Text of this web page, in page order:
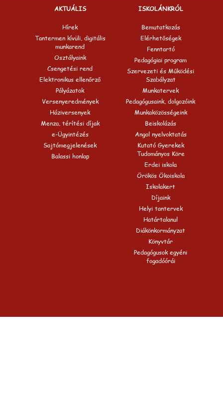
AKTUÁLIS
Hírek
Tantermen kívüli, digitális
munkarend
Osztályaink
Csengetési rend
Elektronikus ellenőrző
Pályázatok
Versenyeredmények
Háziversenyek
Menza, térítési díjak
e-Ügyintézés
Sajtómegjelenések
Balassi honlap
ISKOLÁNKRÓL
Bemutatkozás
Elérhetőségek
Fenntartó
Pedagógiai program
Szervezeti és Működési
Szabályzat
Munkatervek
Pedagógusaink, dolgozóink
Munkaközösségeink
Beiskolázás
Angol nyelvoktatás
Kutató Gyerekek
Tudományos Köre
Erdei iskola
Örökös Ökoiskola
Iskolakert
Díjaink
Helyi tantervek
Határtalanul
Diákönkormányzat
Könyvtár
Pedagógusok egyéni
fogadóórái